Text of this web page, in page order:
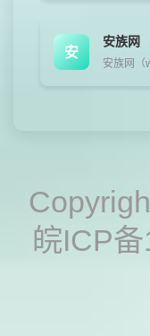
安
安族网
安族网（
皖ICP